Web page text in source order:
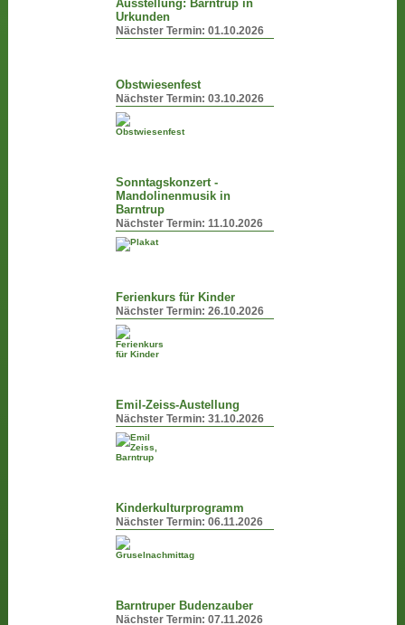
Ausstellung: Barntrup in
Urkunden
Nächster Termin:01.10.2026
Obstwiesenfest
Nächster Termin:03.10.2026
Sonntagskonzert -
Mandolinenmusik in
Barntrup
Nächster Termin:11.10.2026
Ferienkurs für Kinder
Nächster Termin:26.10.2026
Emil-Zeiss-Austellung
Nächster Termin:31.10.2026
Kinderkulturprogramm
Nächster Termin:06.11.2026
Barntruper Budenzauber
Nächster Termin:07.11.2026